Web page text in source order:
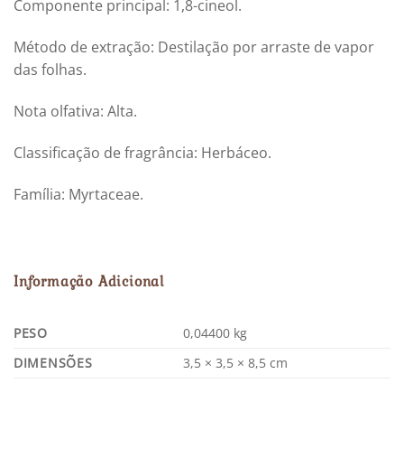
Componente principal: 1,8-cineol.
Método de extração: Destilação por arraste de vapor
das folhas.
Nota olfativa: Alta.
Classificação de fragrância: Herbáceo.
Família: Myrtaceae.
Informação Adicional
PESO
0,04400 kg
DIMENSÕES
3,5 × 3,5 × 8,5 cm